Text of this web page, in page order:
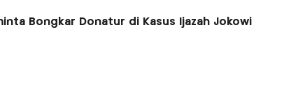
Bongkar Donatur di Kasus Ijazah Jokowi